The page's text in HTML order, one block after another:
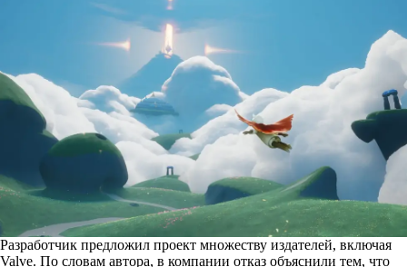
Разработчик предложил проект множеству издателей, включая
Valve. По словам автора, в компании отказ объяснили тем, что